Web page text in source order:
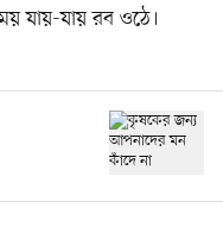
যায়-যায় রব ওঠে।